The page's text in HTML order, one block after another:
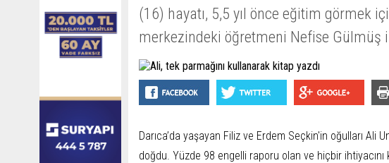
(16) hayatı, 5,5 yıl önce eğitim görmek
merkezindeki öğretmeni Nefise Gülmüş
Darıca’da yaşayan Filiz ve Erdem Seçkin'in oğulları
doğdu. Yüzde 98 engelli raporu olan ve hiçbir ihtiyacını